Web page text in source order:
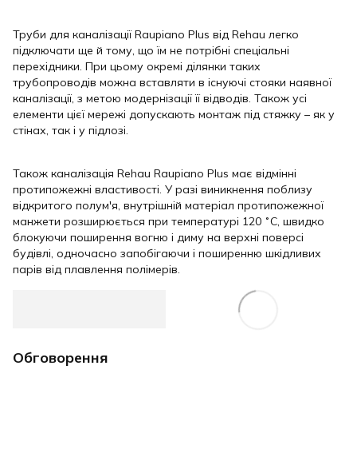
Труби для каналізації Raupiano Plus від Rehau легко
підключати ще й тому, що їм не потрібні спеціальні
перехідники. При цьому окремі ділянки таких
трубопроводів можна вставляти в існуючі стояки наявної
каналізації, з метою модернізації її відводів. Також усі
елементи цієї мережі допускають монтаж під стяжку – як у
стінах, так і у підлозі.
Також каналізація Rehau Raupiano Plus має відмінні
протипожежні властивості. У разі виникнення поблизу
відкритого полум'я, внутрішній матеріал протипожежної
манжети розширюється при температурі 120 ˚С, швидко
блокуючи поширення вогню і диму на верхні поверсі
будівлі, одночасно запобігаючи і поширенню шкідливих
парів від плавлення полімерів.
Обговорення